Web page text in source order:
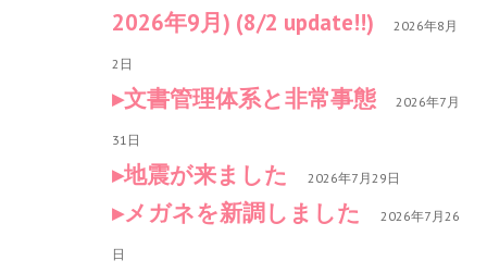
2026年9月) (8/2 update!!)
2026年8月
2日
文書管理体系と非常事態 2026年7月
31日
地震が来ました 2026年7月29日
メガネを新調しました 2026年7月26
日